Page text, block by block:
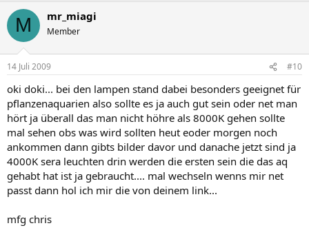
M mr_miagi
Member
14 Juli 2009 #10
oki doki... bei den lampen stand dabei besonders geeignet für
pflanzenaquarien also sollte es ja auch gut sein oder net man
hört ja überall das man nicht höhre als 8000K gehen sollte
mal sehen obs was wird sollten heut eoder morgen noch
ankommen dann gibts bilder davor und danache jetzt sind ja
4000K sera leuchten drin werden die ersten sein die das aq
gehabt hat ist ja gebraucht.... mal wechseln wenns mir net
passt dann hol ich mir die von deinem link...
mfg chris